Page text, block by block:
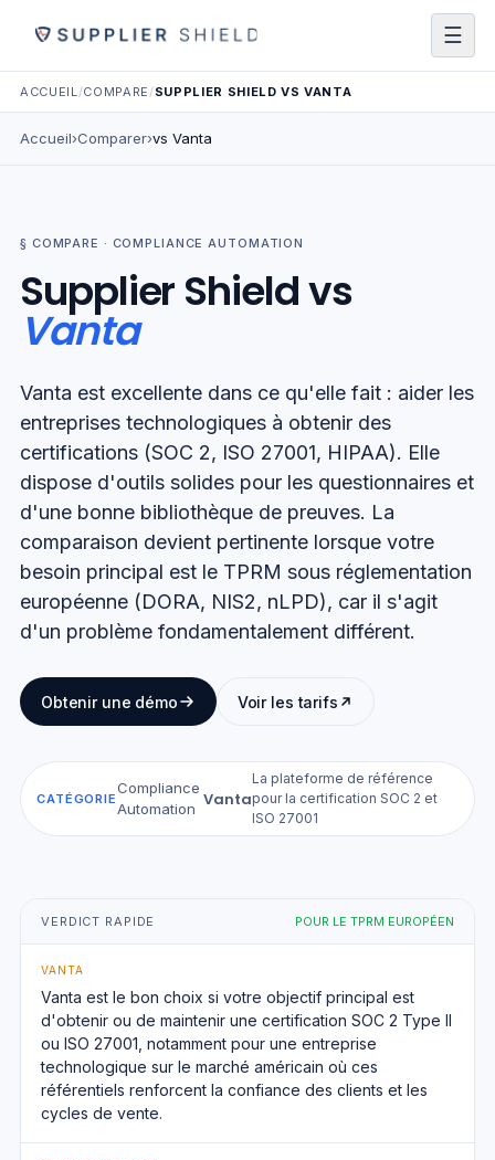
☰
ACCUEIL/COMPARE /SUPPLIER SHIELD VS VANTA
Accueil›Comparer›vs Vanta
§ COMPARE · COMPLIANCE AUTOMATION
Supplier Shieldvs
Vanta
Vanta est excellente dans ce qu'elle fait : aider les
entreprises technologiques à obtenir des
certifications (SOC 2, ISO 27001, HIPAA). Elle
dispose d'outils solides pour les questionnaires et
d'une bonne bibliothèque de preuves. La
comparaison devient pertinente lorsque votre
besoin principal est le TPRM sous réglementation
européenne (DORA, NIS2, nLPD), car il s'agit
d'un problème fondamentalement différent.
Obtenir une démo Voir les tarifs
CATÉGORIE
Compliance
Automation Vanta
La plateforme de référence
pour la certification SOC 2 et
ISO 27001
VERDICT RAPIDE POUR LE TPRM EUROPÉEN
VANTA
Vanta est le bon choix si votre objectif principal est
d'obtenir ou de maintenir une certification SOC 2 Type II
ou ISO 27001, notamment pour une entreprise
technologique sur le marché américain où ces
référentiels renforcent la confiance des clients et les
cycles de vente.